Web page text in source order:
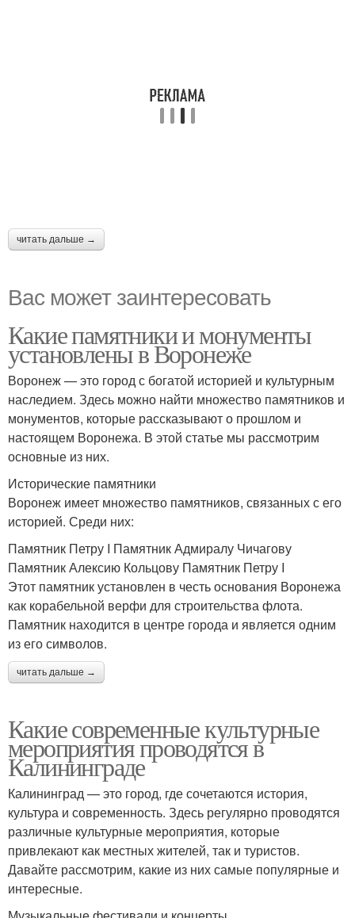
читать дальше →
Вас может заинтересовать
Какие памятники и монументы
установлены в Воронеже
Воронеж — это город с богатой историей и культурным
наследием. Здесь можно найти множество памятников и
монументов, которые рассказывают о прошлом и
настоящем Воронежа. В этой статье мы рассмотрим
основные из них.
Исторические памятники
Воронеж имеет множество памятников, связанных с его
историей. Среди них:
Памятник Петру I Памятник Адмиралу Чичагову
Памятник Алексию Кольцову Памятник Петру I
Этот памятник установлен в честь основания Воронежа
как корабельной верфи для строительства флота.
Памятник находится в центре города и является одним
из его символов.
читать дальше →
Какие современные культурные
мероприятия проводятся в
Калининграде
Калининград — это город, где сочетаются история,
культура и современность. Здесь регулярно проводятся
различные культурные мероприятия, которые
привлекают как местных жителей, так и туристов.
Давайте рассмотрим, какие из них самые популярные и
интересные.